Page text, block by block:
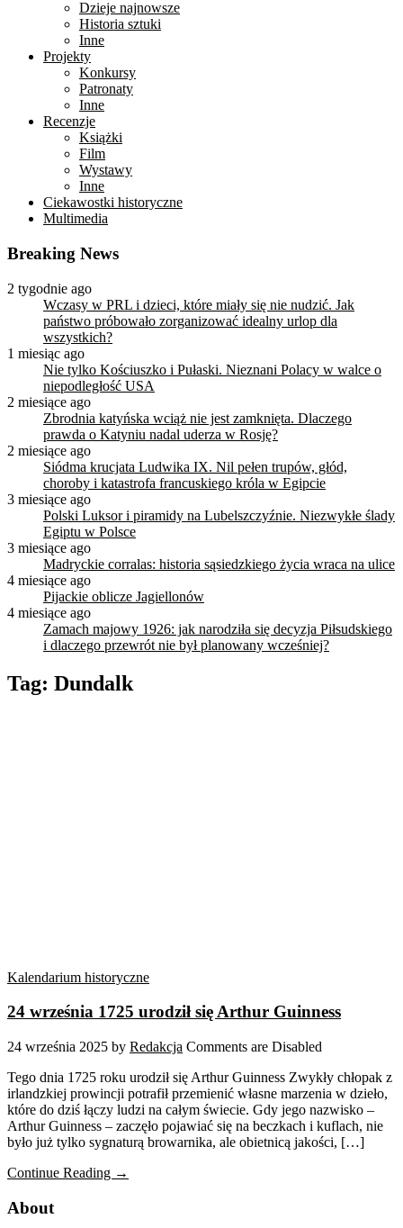
Dzieje najnowsze
Historia sztuki
Inne
Projekty
Konkursy
Patronaty
Inne
Recenzje
Książki
Film
Wystawy
Inne
Ciekawostki historyczne
Multimedia
Breaking News
2 tygodnie ago
Wczasy w PRL i dzieci, które miały się nie nudzić. Jak
państwo próbowało zorganizować idealny urlop dla
wszystkich?
1 miesiąc ago
Nie tylko Kościuszko i Pułaski. Nieznani Polacy w walce o
niepodległość USA
2 miesiące ago
Zbrodnia katyńska wciąż nie jest zamknięta. Dlaczego
prawda o Katyniu nadal uderza w Rosję?
2 miesiące ago
Siódma krucjata Ludwika IX. Nil pełen trupów, głód,
choroby i katastrofa francuskiego króla w Egipcie
3 miesiące ago
Polski Luksor i piramidy na Lubelszczyźnie. Niezwykłe ślady
Egiptu w Polsce
3 miesiące ago
Madryckie corralas: historia sąsiedzkiego życia wraca na ulice
4 miesiące ago
Pijackie oblicze Jagiellonów
4 miesiące ago
Zamach majowy 1926: jak narodziła się decyzja Piłsudskiego
i dlaczego przewrót nie był planowany wcześniej?
Tag: Dundalk
Kalendarium historyczne
24 września 1725 urodził się Arthur Guinness
24 września 2025 by Redakcja Comments are Disabled
Tego dnia 1725 roku urodził się Arthur Guinness Zwykły chłopak z
irlandzkiej prowincji potrafił przemienić własne marzenia w dzieło,
które do dziś łączy ludzi na całym świecie. Gdy jego nazwisko –
Arthur Guinness – zaczęło pojawiać się na beczkach i kuflach, nie
było już tylko sygnaturą browarnika, ale obietnicą jakości, […]
Continue Reading →
About